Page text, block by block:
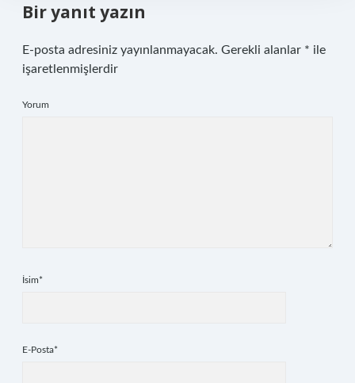
Bir yanıt yazın
E-posta adresiniz yayınlanmayacak. Gerekli alanlar * ile
işaretlenmişlerdir
Yorum
İsim*
E-Posta*